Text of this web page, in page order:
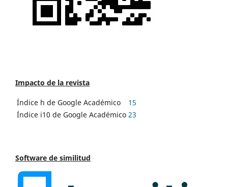
Impacto de la revista
Índice h de Google Académico
15
Índice i10 de Google Académico 23
Software de similitud